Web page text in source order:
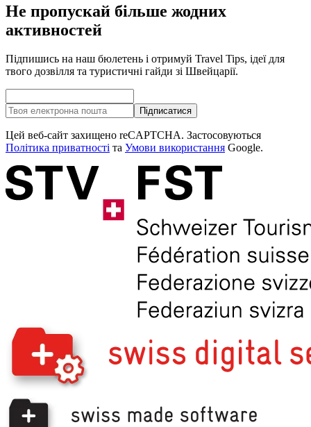
Не пропускай більше жодних
активностей
Підпишись на наш бюлетень і отримуй Travel Tips, ідеї для
твого дозвілля та туристичні гайди зі Швейцарії.
Підписатися
Цей веб-сайт захищено reCAPTCHA. Застосовуються
Політика приватності та Умови використання Google.